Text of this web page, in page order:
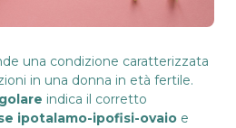
una condizione caratterizzata
in una donna in età fertile.
indica il corretto
ipotalamo-ipofisi-ovaio e